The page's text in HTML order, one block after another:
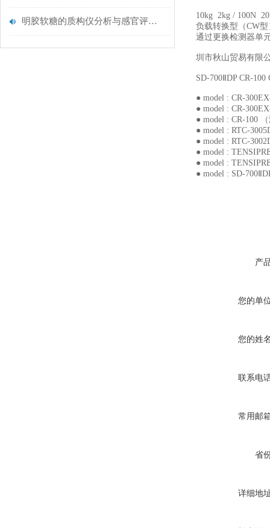
明胶软糖的质构仪分析与感官评定研究
10kg 2kg / 100N
负载转换型（CW
通过更换检测器单
圳市秋山贸易有限
SD-700ⅡDP CR-
● model : CR-
● model : CR-
● model : CR-100
● model : RTC-
● model : RTC-
● model :
● model :
● model : SD-
产
您的单
您的姓
联系电
常用邮
省
详细地